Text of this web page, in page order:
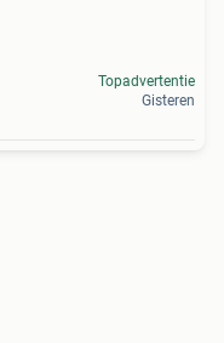
Topadvertentie
Gisteren